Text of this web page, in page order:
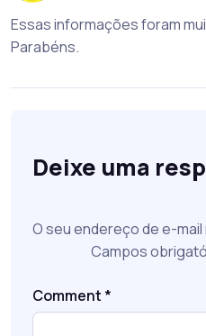
Essas informações foram
Parabéns.
Deixe uma
O seu endereço de e-
Campos
Comment *